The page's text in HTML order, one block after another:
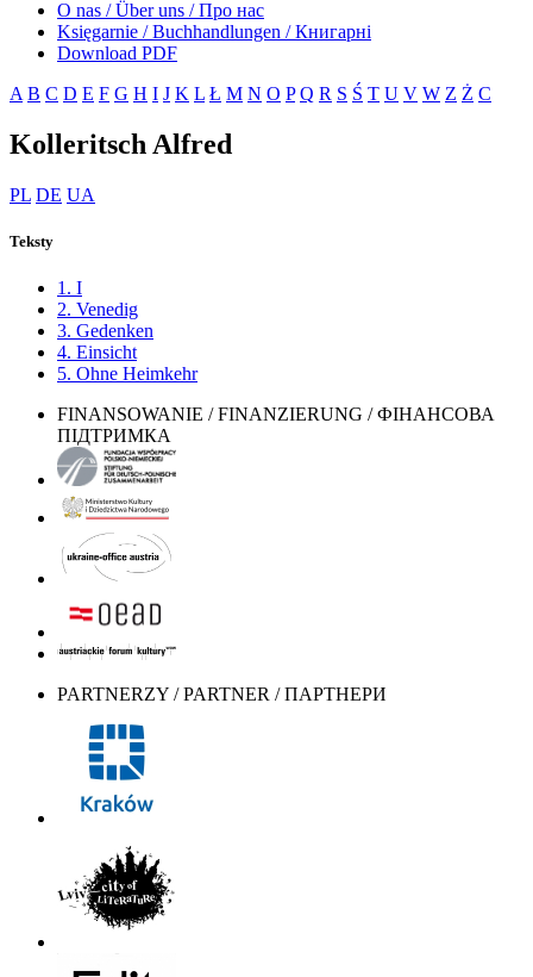
O nas / Über uns / Про нас
Księgarnie / Buchhandlungen / Книгарні
Download PDF
A B C D E F G H I J K L Ł M N O P Q R S Ś T U V W Z Ż С
Kolleritsch Alfred
PL DE UA
Teksty
1. I
2. Venedig
3. Gedenken
4. Einsicht
5. Ohne Heimkehr
FINANSOWANIE / FINANZIERUNG / ФІНАНСОВА
ПІДТРИМКА
PARTNERZY / PARTNER / ПАРТНЕРИ